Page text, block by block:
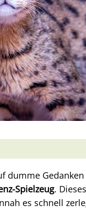
dumme
Spielzeug.
es schnell